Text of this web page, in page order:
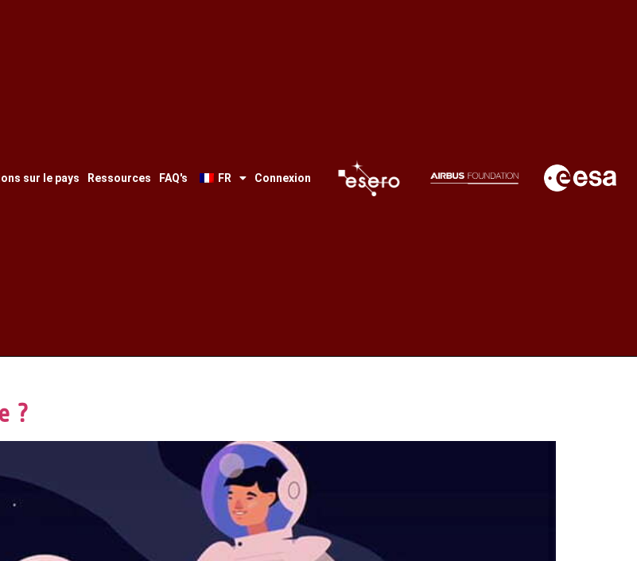
sur le pays Ressources FAQ's FR Connexion
?